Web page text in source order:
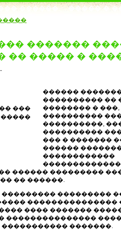
������
����� �
�������
�� ����� �
������
���������� ��
�������� �
����������
����������,
����������
��� � �������
������
������������
������ ���������
�� ������.
��������� ���������
���������������
���� �������
���������������
�������.